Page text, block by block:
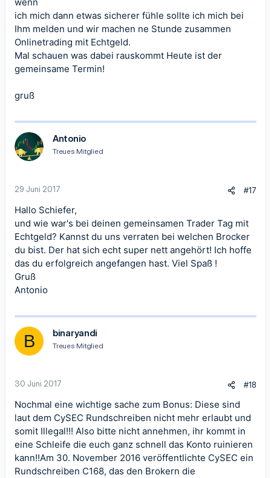
ich mich dann etwas sicherer fühle sollte ich mich bei
Ihm melden und wir machen ne Stunde zusammen
Onlinetrading mit Echtgeld.
Mal schauen was dabei rauskommt Heute ist der
gemeinsame Termin!
gruß
Antonio
Treues Mitglied
29 Juni 2017 #17
Hallo Schiefer,
und wie war's bei deinen gemeinsamen Trader Tag mit
Echtgeld? Kannst du uns verraten bei welchen Brocker
du bist. Der hat sich echt super nett angehört! Ich hoffe
das du erfolgreich angefangen hast. Viel Spaß !
Gruß
Antonio
B binaryandi
Treues Mitglied
30 Juni 2017 #18
Nochmal eine wichtige sache zum Bonus: Diese sind
laut dem CySEC Rundschreiben nicht mehr erlaubt und
somit Illegal!!! Also bitte nicht annehmen, ihr kommt in
eine Schleife die euch ganz schnell das Konto ruinieren
kann!!Am 30. November 2016 veröffentlichte CySEC ein
Rundschreiben C168, das den Brokern die